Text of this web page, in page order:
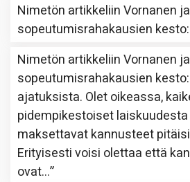
Nimetön artikkeliinVornanen ja
sopeutumisrahakausien kesto
Nimetön artikkeliinVornanen ja
sopeutumisrahakausien kesto
ajatuksista. Olet oikeassa,
pidempikestoiset
maksettavat kannusteet
Erityisesti voisi olettaa että
ovat…”